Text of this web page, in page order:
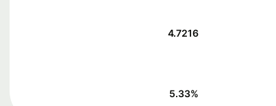
4.7216
5.33%